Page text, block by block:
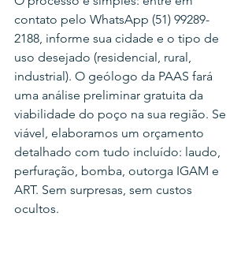
contato pelo WhatsApp (51) 99289-
2188, informe sua cidade e o tipo de
uso desejado (residencial, rural,
industrial). O geólogo da PAAS fará
uma análise preliminar gratuita da
viabilidade do poço na sua região. Se
viável, elaboramos um orçamento
detalhado com tudo incluído: laudo,
perfuração, bomba, outorga IGAM e
ART. Sem surpresas, sem custos
ocultos.